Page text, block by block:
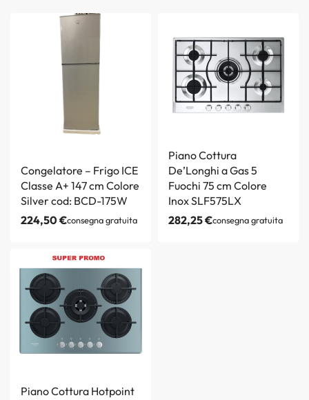
Congelatore – Frigo ICE
Classe A+ 147 cm Colore
Silver cod: BCD-175W
224,50€consegna gratuita
Piano Cottura
De’Longhi a Gas 5
Fuochi 75 cm Colore
Inox SLF575LX
282,25€consegna gratuita
Piano Cottura Hotpoint